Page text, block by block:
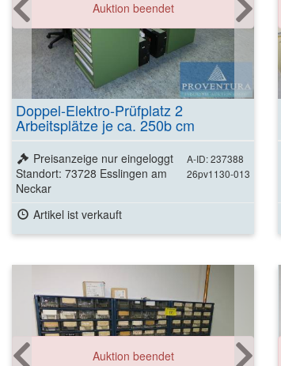
Auktion beendet
Doppel-Elektro-Prüfplatz 2
Arbeitsplätze je ca. 250b cm
A-ID: 237388
26pv1130-013
Preisanzeige nur eingeloggt
Standort: 73728 Esslingen am
Neckar
Artikel ist verkauft
Auktion beendet